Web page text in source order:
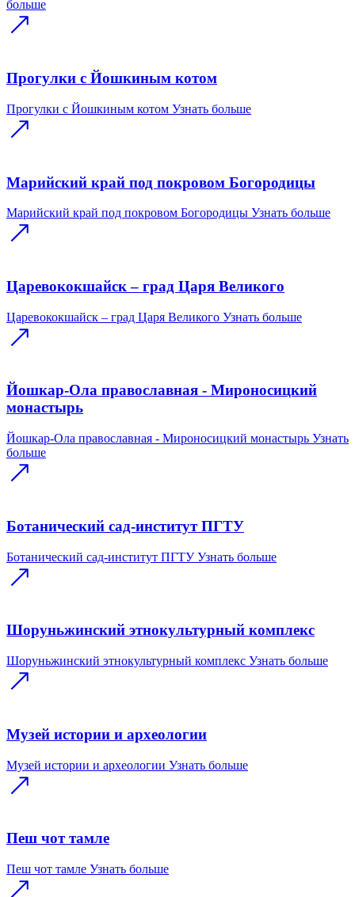
больше
Прогулки с Йошкиным котом
Прогулки с Йошкиным котом Узнать больше
Марийский край под покровом Богородицы
Марийский край под покровом Богородицы Узнать больше
Царевококшайск – град Царя Великого
Царевококшайск – град Царя Великого Узнать больше
Йошкар-Ола православная - Мироносицкий
монастырь
Йошкар-Ола православная - Мироносицкий монастырь Узнать
больше
Ботанический сад-институт ПГТУ
Ботанический сад-институт ПГТУ Узнать больше
Шоруньжинский этнокультурный комплекс
Шоруньжинский этнокультурный комплекс Узнать больше
Музей истории и археологии
Музей истории и археологии Узнать больше
Пеш чот тамле
Пеш чот тамле Узнать больше